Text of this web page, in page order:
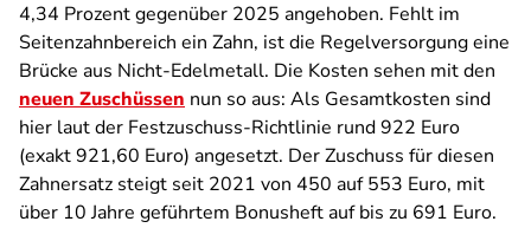
4,34 Prozent gegenüber 2025 angehoben. Fehlt im
Seitenzahnbereich ein Zahn, ist die Regelversorgung eine
Brücke aus Nicht-Edelmetall. Die Kosten sehen mit den
neuen Zuschüssen nun so aus: Als Gesamtkosten sind
hier laut der Festzuschuss-Richtlinie rund 922 Euro
(exakt 921,60 Euro) angesetzt. Der Zuschuss für diesen
Zahnersatz steigt seit 2021 von 450 auf 553 Euro, mit
über 10 Jahre geführtem Bonusheft auf bis zu 691 Euro.